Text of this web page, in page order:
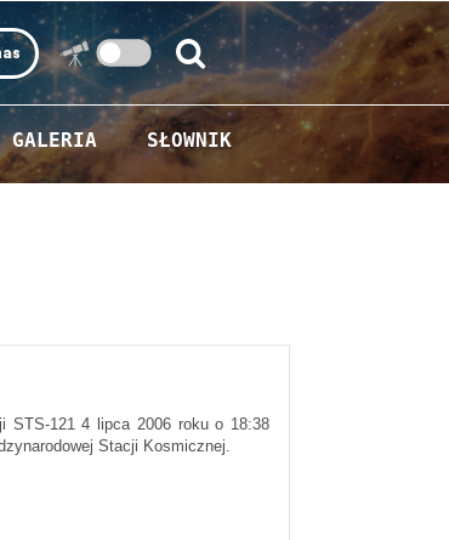
Szukaj:
Szukaj
GALERIA SŁOWNIK
STS-121 4 lipca 2006 roku o 18:38
Stacji Kosmicznej.